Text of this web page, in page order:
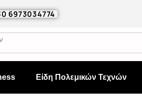
6973034774
Είδη Πολεμικών Τεχνών